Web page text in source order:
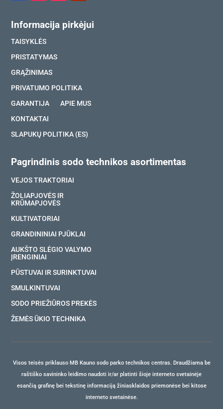
Informacija pirkėjui
TAISYKLĖS
PRISTATYMAS
GRĄŽINIMAS
PRIVATUMO POLITIKA
GARANTIJA
APIE MUS
KONTAKTAI
SLAPUKŲ POLITIKA (ES)
Pagrindinis sodo technikos asortimentas
VEJOS TRAKTORIAI
ŽOLIAPJOVĖS IR
KRŪMAPJOVĖS
KULTIVATORIAI
GRANDININIAI PJŪKLAI
AUKŠTO SLĖGIO VALYMO
ĮRENGINIAI
PŪSTUVAI IR SURINKTUVAI
SMULKINTUVAI
SODO PRIEŽIŪROS PREKĖS
ŽEMĖS ŪKIO TECHNIKA
Visos teisės priklauso MB Kauno sodo parko technikos centras. Draudžiama be
raštiško savininko leidimo naudoti ir/ar platinti šioje interneto svetainėje
esančią grafinę bei tekstinę informaciją žiniasklaidos priemonėse bei kitose
interneto svetainėse.